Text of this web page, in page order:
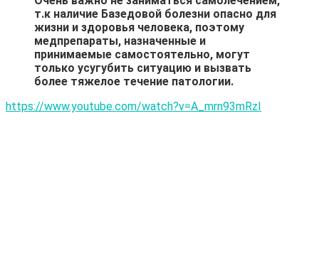
т.к наличие Базедовой болезни опасно для
жизни и здоровья человека, поэтому
медпрепараты, назначенные и
принимаемые самостоятельно, могут
только усугубить ситуацию и вызвать
более тяжелое течение патологии.
https://www.youtube.com/watch?v=A_mrn93mRzI